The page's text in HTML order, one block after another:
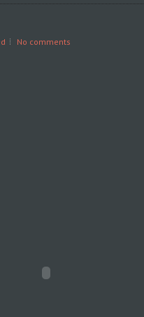
No comments